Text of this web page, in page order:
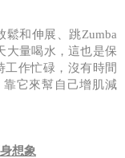
鬆和伸展、跳Zumba
大量喝水，這也是保
工作忙碌，沒有時間
它來幫自己增肌減
想象